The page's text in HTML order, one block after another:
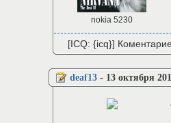
nokia 5230
[ICQ: {icq}]
deaf13 - 13 октября